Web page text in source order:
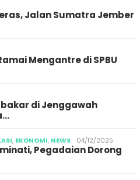
Jalan Sumatra Jember
Mengantre di SPBU
di Jenggawah
, EKONOMI, NEWS 04/12/2025
Pegadaian Dorong